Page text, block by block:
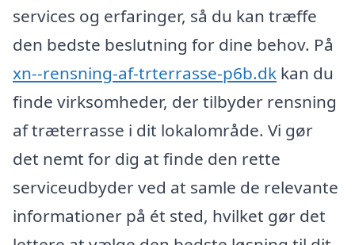
services og erfaringer, så du kan træffe
den bedste beslutning for dine behov. På
xn--rensning-af-trterrasse-p6b.dk kan du
finde virksomheder, der tilbyder rensning
af træterrasse i dit lokalområde. Vi gør
det nemt for dig at finde den rette
serviceudbyder ved at samle de relevante
informationer på ét sted, hvilket gør det